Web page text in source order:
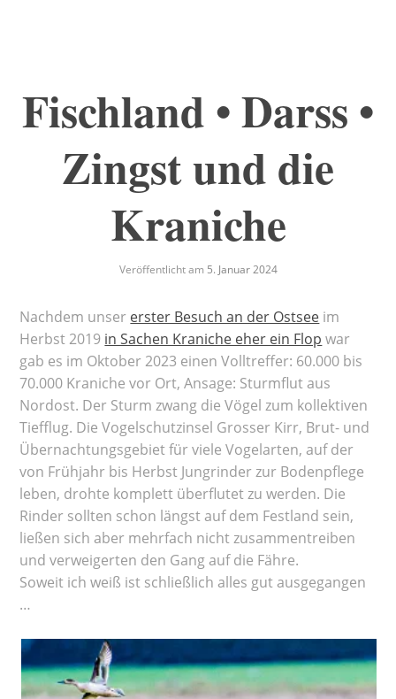
Fischland • Darss •
Zingst und die
Kraniche
Veröffentlicht am 5. Januar 2024
Nachdem unser erster Besuch an der Ostsee im
Herbst 2019 in Sachen Kraniche eher ein Flop war
gab es im Oktober 2023 einen Volltreffer: 60.000 bis
70.000 Kraniche vor Ort, Ansage: Sturmflut aus
Nordost. Der Sturm zwang die Vögel zum kollektiven
Tiefflug. Die Vogelschutzinsel Grosser Kirr, Brut- und
Übernachtungsgebiet für viele Vogelarten, auf der
von Frühjahr bis Herbst Jungrinder zur Bodenpflege
leben, drohte komplett überflutet zu werden. Die
Rinder sollten schon längst auf dem Festland sein,
ließen sich aber mehrfach nicht zusammentreiben
und verweigerten den Gang auf die Fähre.
Soweit ich weiß ist schließlich alles gut ausgegangen
…